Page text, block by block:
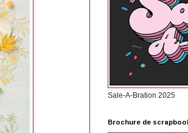
Sale-A-Bration 2025
Brochure de